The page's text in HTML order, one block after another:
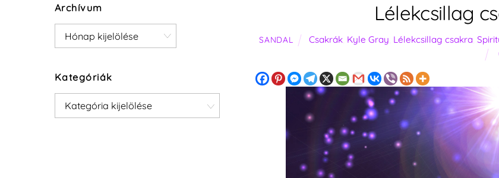
Lélekcsillag
SANDAL Csakrák Kyle Gray Lélekcsillag csakra ,
Archívum
Archívum
Kategóriák
Kategóriák